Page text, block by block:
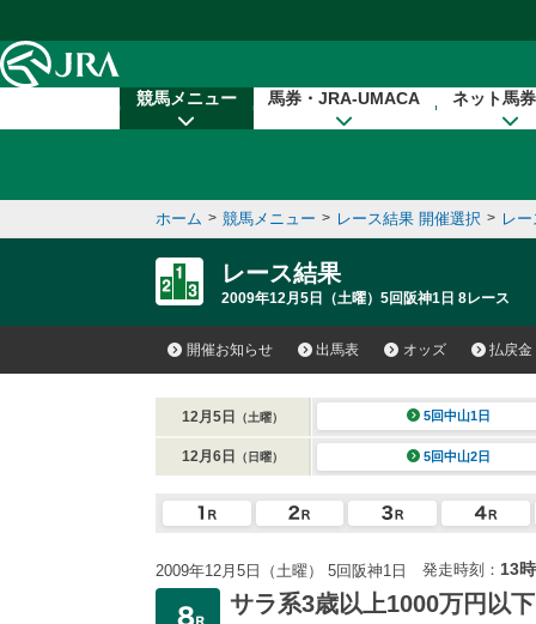
競馬メニュー 馬券・JRA-UMACA ネット馬
ホーム > 競馬メニュー > レース結果 開催選択 > レ
レース結果
2009年12月5日（土曜）5回阪神1日 8レース
開催お知らせ 出馬表 オッズ 払戻金
12月5日 （土曜） 5回中山1日
12月6日 （日曜） 5回中山2日
2009年12月5日（土曜） 5回阪神1日 発走時刻： 13
サラ系3歳以上1000万円以下